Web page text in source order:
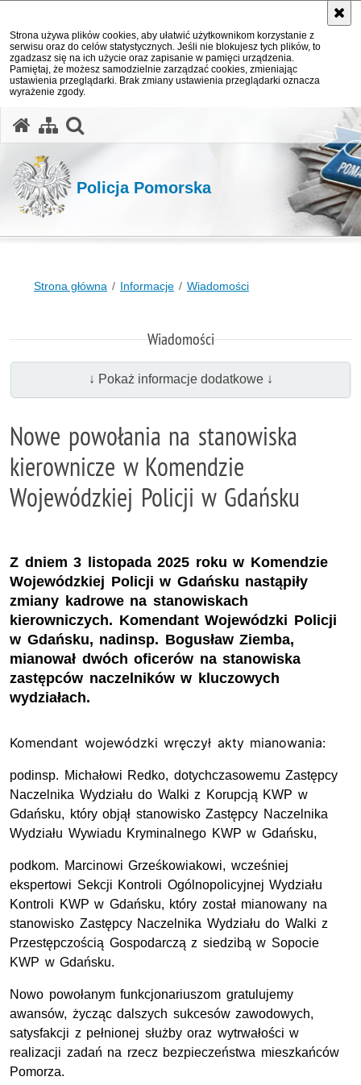
Strona używa plików cookies, aby ułatwić użytkownikom korzystanie z
serwisu oraz do celów statystycznych. Jeśli nie blokujesz tych plików, to
zgadzasz się na ich użycie oraz zapisanie w pamięci urządzenia.
Pamiętaj, że możesz samodzielnie zarządzać cookies, zmieniając
ustawienia przeglądarki. Brak zmiany ustawienia przeglądarki oznacza
wyrażenie zgody.
Policja Pomorska
Strona główna Informacje Wiadomości
Wiadomości
↓ Pokaż informacje dodatkowe ↓
Nowe powołania na stanowiska
kierownicze w Komendzie
Wojewódzkiej Policji w Gdańsku
Z dniem 3 listopada 2025 roku w Komendzie
Wojewódzkiej Policji w Gdańsku nastąpiły
zmiany kadrowe na stanowiskach
kierowniczych. Komendant Wojewódzki Policji
w Gdańsku, nadinsp. Bogusław Ziemba,
mianował dwóch oficerów na stanowiska
zastępców naczelników w kluczowych
wydziałach.
Komendant wojewódzki wręczył akty mianowania:
podinsp. Michałowi Redko, dotychczasowemu Zastępcy
Naczelnika Wydziału do Walki z Korupcją KWP w
Gdańsku, który objął stanowisko Zastępcy Naczelnika
Wydziału Wywiadu Kryminalnego KWP w Gdańsku,
podkom. Marcinowi Grześkowiakowi, wcześniej
ekspertowi Sekcji Kontroli Ogólnopolicyjnej Wydziału
Kontroli KWP w Gdańsku, który został mianowany na
stanowisko Zastępcy Naczelnika Wydziału do Walki z
Przestępczością Gospodarczą z siedzibą w Sopocie
KWP w Gdańsku.
Nowo powołanym funkcjonariuszom gratulujemy
awansów, życząc dalszych sukcesów zawodowych,
satysfakcji z pełnionej służby oraz wytrwałości w
realizacji zadań na rzecz bezpieczeństwa mieszkańców
Pomorza.